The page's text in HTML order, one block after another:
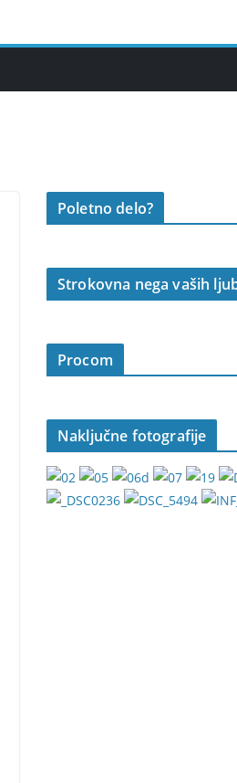
Poletno delo?
Strokovna nega vaših
Procom
Naključne fotografije